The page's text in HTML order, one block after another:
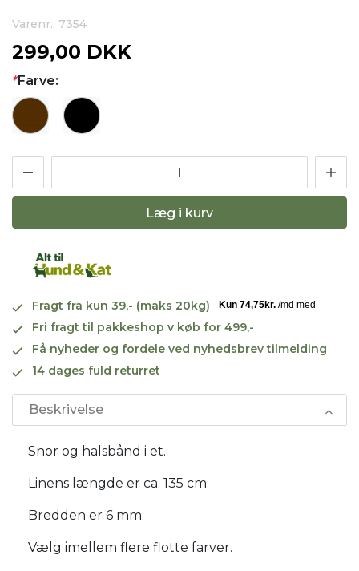
Varenr.: 7354
299,00 DKK
*Farve:
Læg i kurv
Fragt fra kun 39,- (maks 20kg)
Fri fragt til pakkeshop v køb for 499,-
Få nyheder og fordele ved nyhedsbrev tilmelding
14 dages fuld returret
Beskrivelse
Snor og halsbånd i et.
Linens længde er ca. 135 cm.
Bredden er 6 mm.
Vælg imellem flere flotte farver.